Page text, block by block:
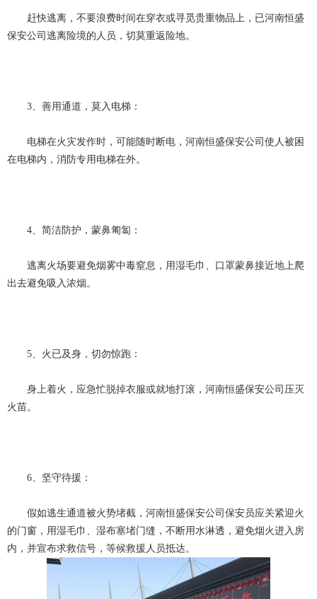
赶快逃离，不要浪费时间在穿衣或寻觅贵重物品上，已河南恒盛
保安公司逃离险境的人员，切莫重返险地。
3、善用通道，莫入电梯：
电梯在火灾发作时，可能随时断电，河南恒盛保安公司使人被困
在电梯内，消防专用电梯在外。
4、简洁防护，蒙鼻匍匐：
逃离火场要避免烟雾中毒窒息，用湿毛巾、口罩蒙鼻接近地上爬
出去避免吸入浓烟。
5、火已及身，切勿惊跑：
身上着火，应急忙脱掉衣服或就地打滚，河南恒盛保安公司压灭
火苗。
6、坚守待援：
假如逃生通道被火势堵截，河南恒盛保安公司保安员应关紧迎火
的门窗，用湿毛巾、湿布塞堵门缝，不断用水淋透，避免烟火进入房
内，并宣布求救信号，等候救援人员抵达。